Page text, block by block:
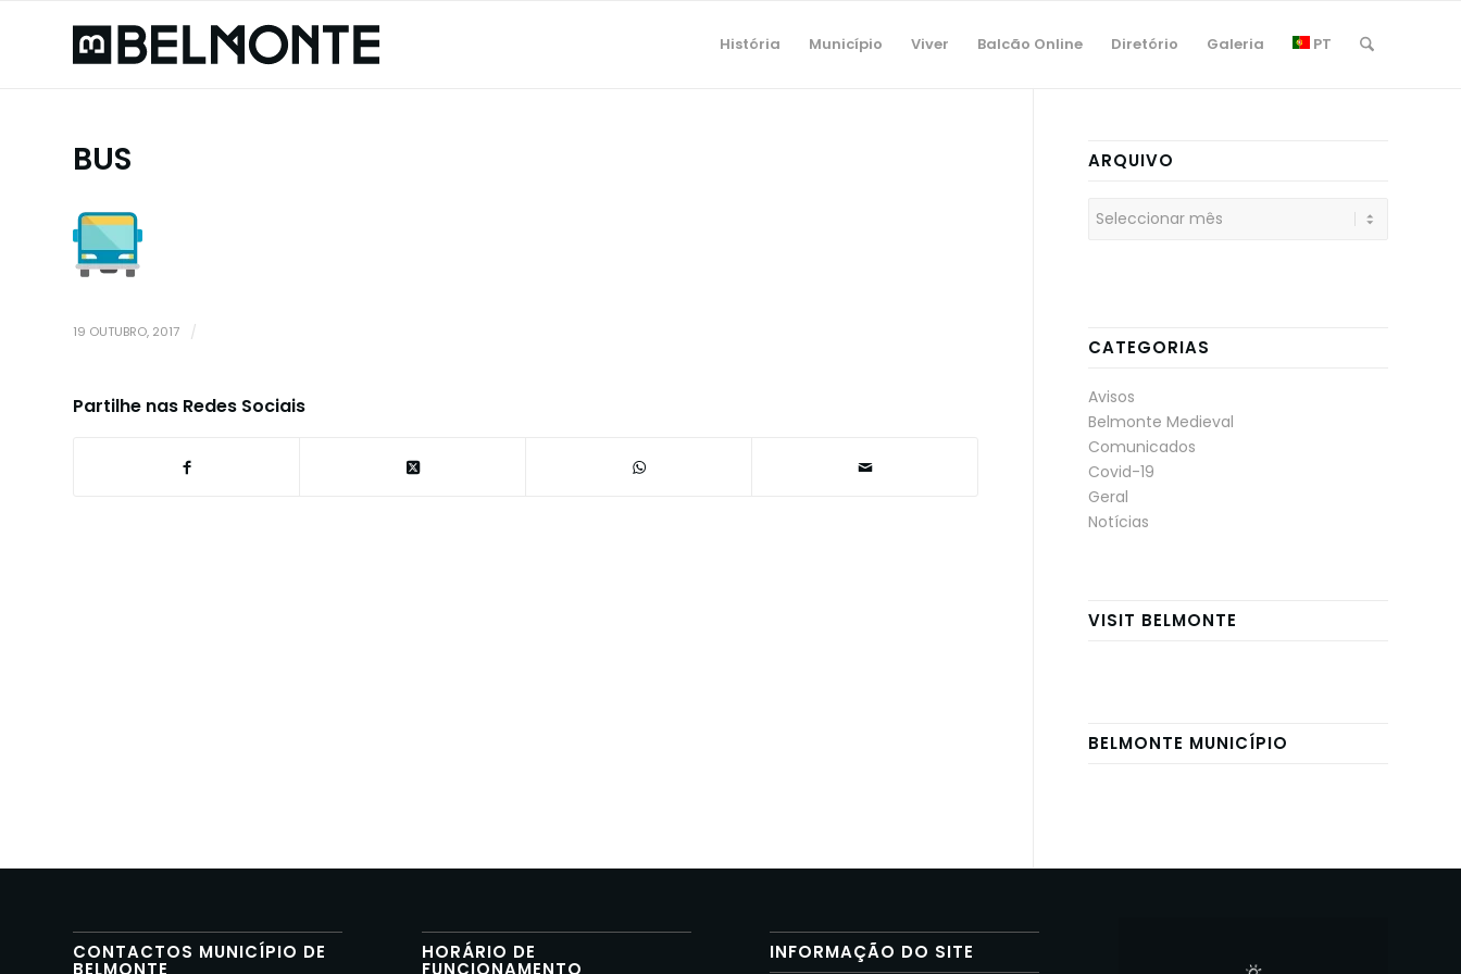
História Município Viver Balcão Online Diretório Galeria PT
BUS
19 OUTUBRO, 2017 /
Partilhe nas Redes Sociais
ARQUIVO
CATEGORIAS
Avisos
Belmonte Medieval
Comunicados
Covid-19
Geral
Notícias
VISIT BELMONTE
BELMONTE MUNICÍPIO
CONTACTOS MUNICÍPIO DE
BELMONTE
HORÁRIO DE
FUNCIONAMENTO
INFORMAÇÃO DO SITE